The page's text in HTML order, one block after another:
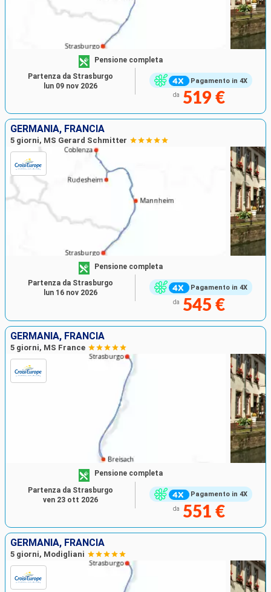
Pagamento in 4X
Pensione completa
da 519 €
Partenza da Strasburgo
lun 09 nov 2026
GERMANIA, FRANCIA
5 giorni, MS Gerard Schmitter
Pagamento in 4X
Pensione completa
da 545 €
Partenza da Strasburgo
lun 16 nov 2026
GERMANIA, FRANCIA
5 giorni, MS France
Pagamento in 4X
Pensione completa
da 551 €
Partenza da Strasburgo
ven 23 ott 2026
GERMANIA, FRANCIA
5 giorni, Modigliani